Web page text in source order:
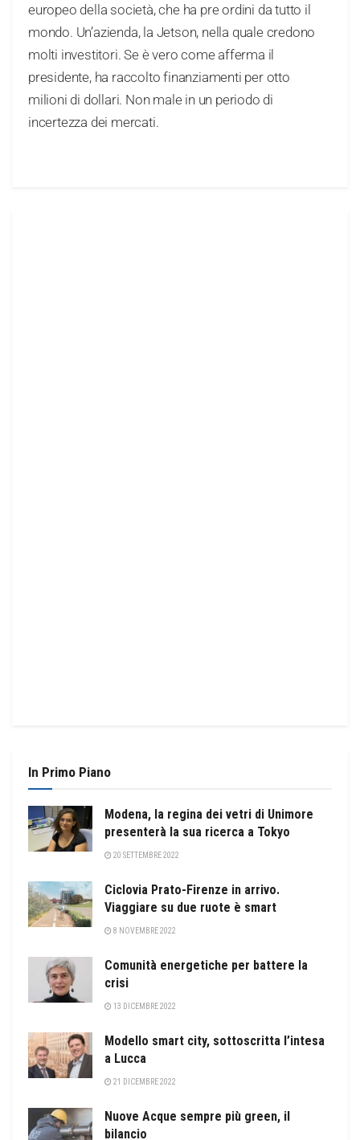
europeo della società, che ha pre ordini da tutto il
mondo. Un’azienda, la Jetson, nella quale credono
molti investitori. Se è vero come afferma il
presidente, ha raccolto finanziamenti per otto
milioni di dollari. Non male in un periodo di
incertezza dei mercati.
In Primo Piano
Modena, la regina dei vetri di Unimore
presenterà la sua ricerca a Tokyo
20 SETTEMBRE 2022
Ciclovia Prato-Firenze in arrivo.
Viaggiare su due ruote è smart
8 NOVEMBRE 2022
Comunità energetiche per battere la
crisi
13 DICEMBRE 2022
Modello smart city, sottoscritta l’intesa
a Lucca
21 DICEMBRE 2022
Nuove Acque sempre più green, il
bilancio